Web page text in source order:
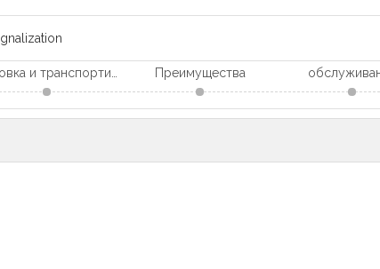
Упаковка и транспортировка Преимущества